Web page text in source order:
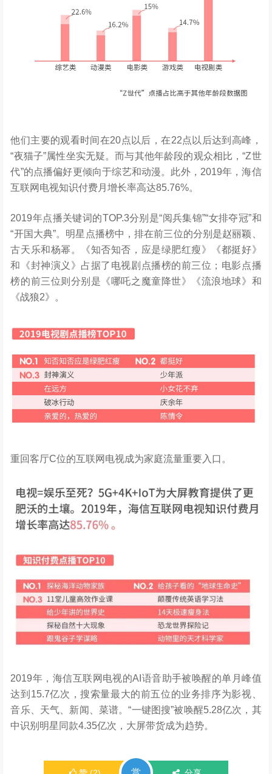
他们主要的观看时间在20点以后，在22点以后达到高峰，
“夜猫子”属性坐实无疑。而与其他年龄段的观众相比，“Z世
代”的点播偏好更倾向于综艺和动漫。此外，2019年，海信
互联网电视知识付费月增长率高达85.76%。
2019年点播关键词的TOP.3分别是“阅兵集锦”“女排夺冠”和
“开国大典”。明星点播榜中，排在前三位的分别是赵丽颖、
古天乐和杨幂。《知否知否，应是绿肥红瘦》《都挺好》
和《封神演义》占据了电视剧点播榜的前三位；电影点播
榜的前三位则分别是《哪吒之魔童降世》《流浪地球》和
《战狼2》。
重回客厅C位的互联网电视成为家庭流量重要入口。
2019年，海信互联网电视的AI语音助手被唤醒的单月峰值
达到15.7亿次，搜索量最大的前五位的业务排序为影视、
音乐、天气、新闻、菜谱。“一键图搜”被唤醒5.28亿次，其
中识别明星同款4.35亿次，大屏带货成为趋势。